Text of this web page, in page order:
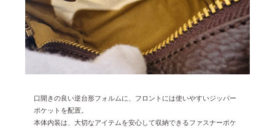
口開きの良い逆台形フォルムに、フロントには使いやすいジッパー
ポケットを配置。
本体内装は、大切なアイテムを安心して収納できるファスナーポケ